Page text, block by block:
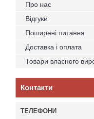
Про нас
Відгуки
Поширені питання
Доставка і оплата
Товари власного
Контакти